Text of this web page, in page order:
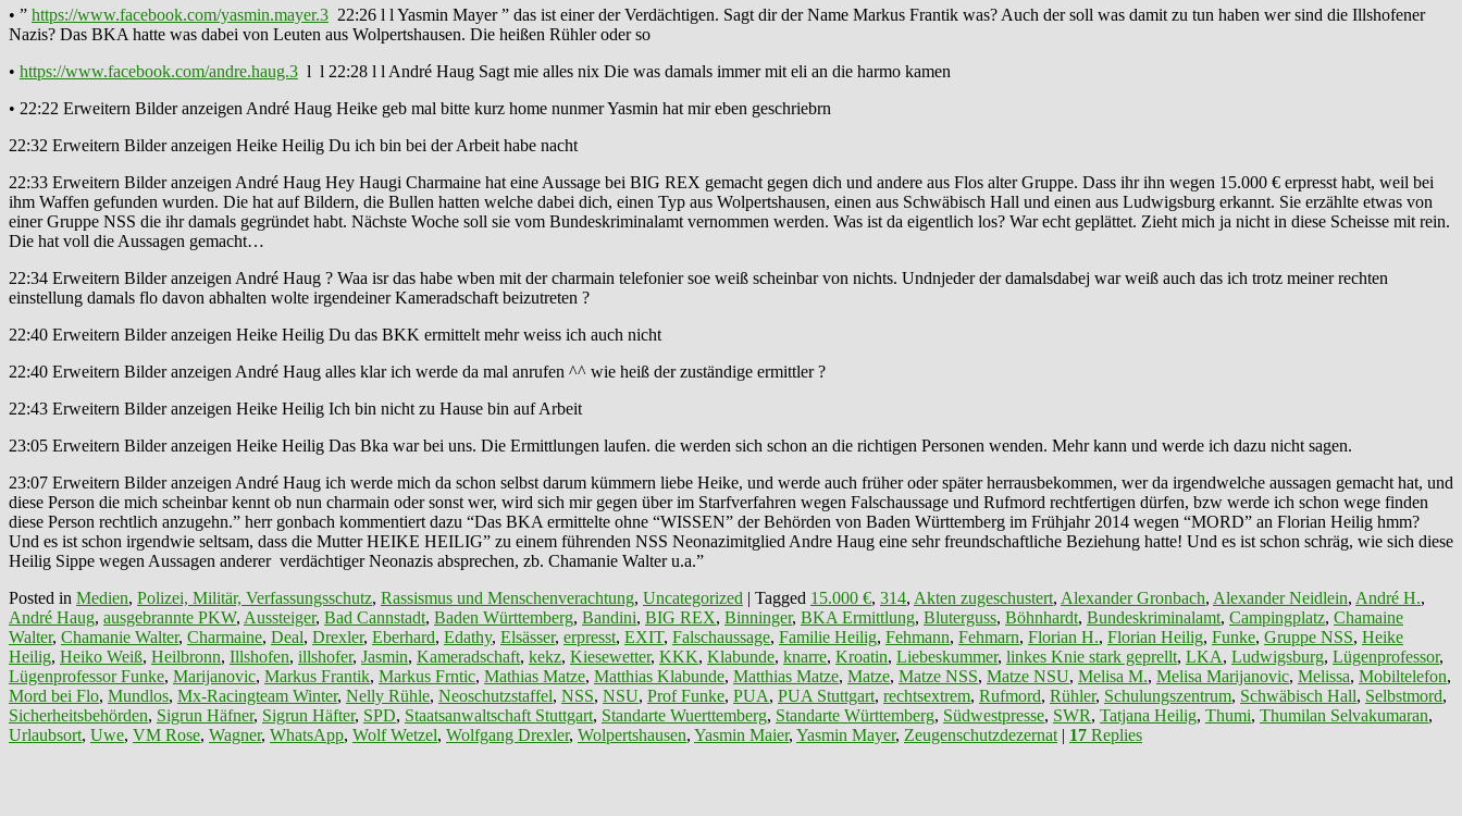
• ” https://www.facebook.com/yasmin.mayer.3 22:26 l l Yasmin Mayer ” das ist einer der Verdächtigen. Sagt dir der Name Markus Frantik was? Auch der soll was damit zu tun haben wer sind die Illshofener
Nazis? Das BKA hatte was dabei von Leuten aus Wolpertshausen. Die heißen Rühler oder so
• https://www.facebook.com/andre.haug.3 l l 22:28 l l André Haug Sagt mie alles nix Die was damals immer mit eli an die harmo kamen
• 22:22 Erweitern Bilder anzeigen André Haug Heike geb mal bitte kurz home nunmer Yasmin hat mir eben geschriebrn
22:32 Erweitern Bilder anzeigen Heike Heilig Du ich bin bei der Arbeit habe nacht
22:33 Erweitern Bilder anzeigen André Haug Hey Haugi Charmaine hat eine Aussage bei BIG REX gemacht gegen dich und andere aus Flos alter Gruppe. Dass ihr ihn wegen 15.000 € erpresst habt, weil bei
ihm Waffen gefunden wurden. Die hat auf Bildern, die Bullen hatten welche dabei dich, einen Typ aus Wolpertshausen, einen aus Schwäbisch Hall und einen aus Ludwigsburg erkannt. Sie erzählte etwas von
einer Gruppe NSS die ihr damals gegründet habt. Nächste Woche soll sie vom Bundeskriminalamt vernommen werden. Was ist da eigentlich los? War echt geplättet. Zieht mich ja nicht in diese Scheisse mit rein.
Die hat voll die Aussagen gemacht…
22:34 Erweitern Bilder anzeigen André Haug ? Waa isr das habe wben mit der charmain telefonier soe weiß scheinbar von nichts. Undnjeder der damalsdabej war weiß auch das ich trotz meiner rechten
einstellung damals flo davon abhalten wolte irgendeiner Kameradschaft beizutreten ?
22:40 Erweitern Bilder anzeigen Heike Heilig Du das BKK ermittelt mehr weiss ich auch nicht
22:40 Erweitern Bilder anzeigen André Haug alles klar ich werde da mal anrufen ^^ wie heiß der zuständige ermittler ?
22:43 Erweitern Bilder anzeigen Heike Heilig Ich bin nicht zu Hause bin auf Arbeit
23:05 Erweitern Bilder anzeigen Heike Heilig Das Bka war bei uns. Die Ermittlungen laufen. die werden sich schon an die richtigen Personen wenden. Mehr kann und werde ich dazu nicht sagen.
23:07 Erweitern Bilder anzeigen André Haug ich werde mich da schon selbst darum kümmern liebe Heike, und werde auch früher oder später herrausbekommen, wer da irgendwelche aussagen gemacht hat, und
diese Person die mich scheinbar kennt ob nun charmain oder sonst wer, wird sich mir gegen über im Starfverfahren wegen Falschaussage und Rufmord rechtfertigen dürfen, bzw werde ich schon wege finden
diese Person rechtlich anzugehn.” herr gonbach kommentiert dazu “Das BKA ermittelte ohne “WISSEN” der Behörden von Baden Württemberg im Frühjahr 2014 wegen “MORD” an Florian Heilig hmm?
Und es ist schon irgendwie seltsam, dass die Mutter HEIKE HEILIG” zu einem führenden NSS Neonazimitglied Andre Haug eine sehr freundschaftliche Beziehung hatte! Und es ist schon schräg, wie sich diese
Heilig Sippe wegen Aussagen anderer verdächtiger Neonazis absprechen, zb. Chamanie Walter u.a.”
Posted in Medien, Polizei, Militär, Verfassungsschutz, Rassismus und Menschenverachtung, Uncategorized | Tagged 15.000 €, 314, Akten zugeschustert, Alexander Gronbach, Alexander Neidlein, André H.,
André Haug, ausgebrannte PKW, Aussteiger, Bad Cannstadt, Baden Württemberg, Bandini, BIG REX, Binninger, BKA Ermittlung, Bluterguss, Böhnhardt, Bundeskriminalamt, Campingplatz, Chamaine
Walter, Chamanie Walter, Charmaine, Deal, Drexler, Eberhard, Edathy, Elsässer, erpresst, EXIT, Falschaussage, Familie Heilig, Fehmann, Fehmarn, Florian H., Florian Heilig, Funke, Gruppe NSS, Heike
Heilig, Heiko Weiß, Heilbronn, Illshofen, illshofer, Jasmin, Kameradschaft, kekz, Kiesewetter, KKK, Klabunde, knarre, Kroatin, Liebeskummer, linkes Knie stark geprellt, LKA, Ludwigsburg, Lügenprofessor,
Lügenprofessor Funke, Marijanovic, Markus Frantik, Markus Frntic, Mathias Matze, Matthias Klabunde, Matthias Matze, Matze, Matze NSS, Matze NSU, Melisa M., Melisa Marijanovic, Melissa, Mobiltelefon,
Mord bei Flo, Mundlos, Mx-Racingteam Winter, Nelly Rühle, Neoschutzstaffel, NSS, NSU, Prof Funke, PUA, PUA Stuttgart, rechtsextrem, Rufmord, Rühler, Schulungszentrum, Schwäbisch Hall, Selbstmord,
Sicherheitsbehörden, Sigrun Häfner, Sigrun Häfter, SPD, Staatsanwaltschaft Stuttgart, Standarte Wuerttemberg, Standarte Württemberg, Südwestpresse, SWR, Tatjana Heilig, Thumi, Thumilan Selvakumaran,
Urlaubsort, Uwe, VM Rose, Wagner, WhatsApp, Wolf Wetzel, Wolfgang Drexler, Wolpertshausen, Yasmin Maier, Yasmin Mayer, Zeugenschutzdezernat | 17 Replies